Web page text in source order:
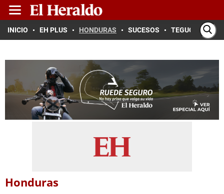
INICIO EH PLUS HONDURAS SUCESOS TEGUCIGALPA
Honduras